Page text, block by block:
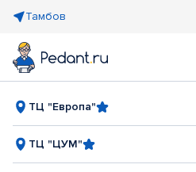
Тамбов
ТЦ "Европа"
ТЦ "ЦУМ"